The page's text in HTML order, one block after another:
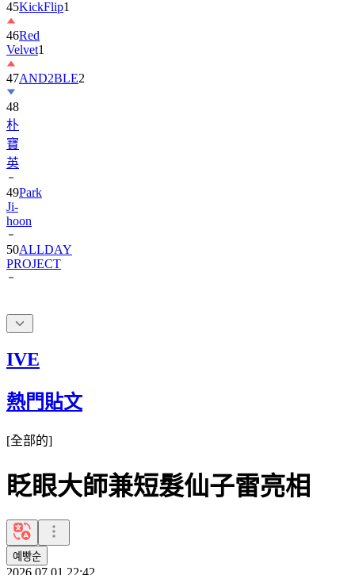
46Red
Velvet
47AND2BLE
48
朴
寶
英
49
Ji-
hoon
50ALLDAY
PROJECT
IVE
熱門貼文
[全部的]
眨眼大師兼短髮仙子雷亮相
예빵순
2026.07.01 22:42